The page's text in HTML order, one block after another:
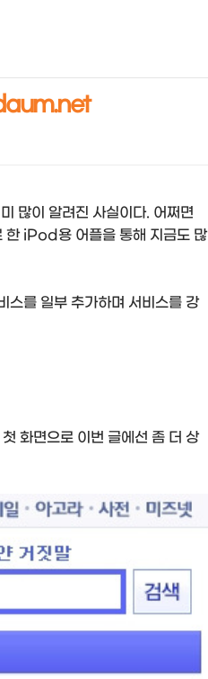
많이 알려진 사실이다. 어쩌면
iPod용 어플을 통해 지금도 많
를 일부 추가하며 서비스를 강
화면으로 이번 글에선 좀 더 상